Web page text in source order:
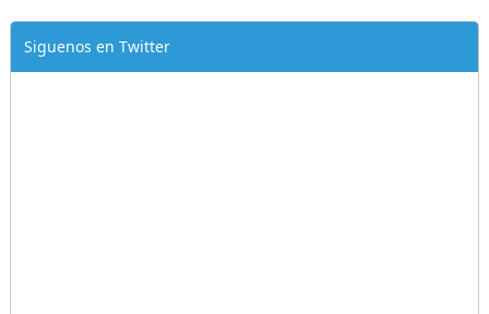
Siguenos en Twitter